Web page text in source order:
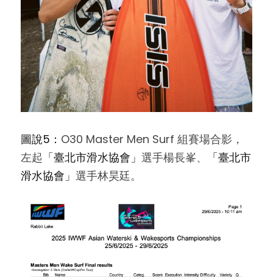
圖說5： O30 Master Men Surf 組賽場合影，
左起 「臺北市滑水協會」 選手楊長峯、
「臺北市
滑水協會」 選手林昊廷。